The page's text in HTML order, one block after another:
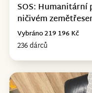
SOS: Humanitární
ničivém
236 dárců
Vybráno 219 196 Kč